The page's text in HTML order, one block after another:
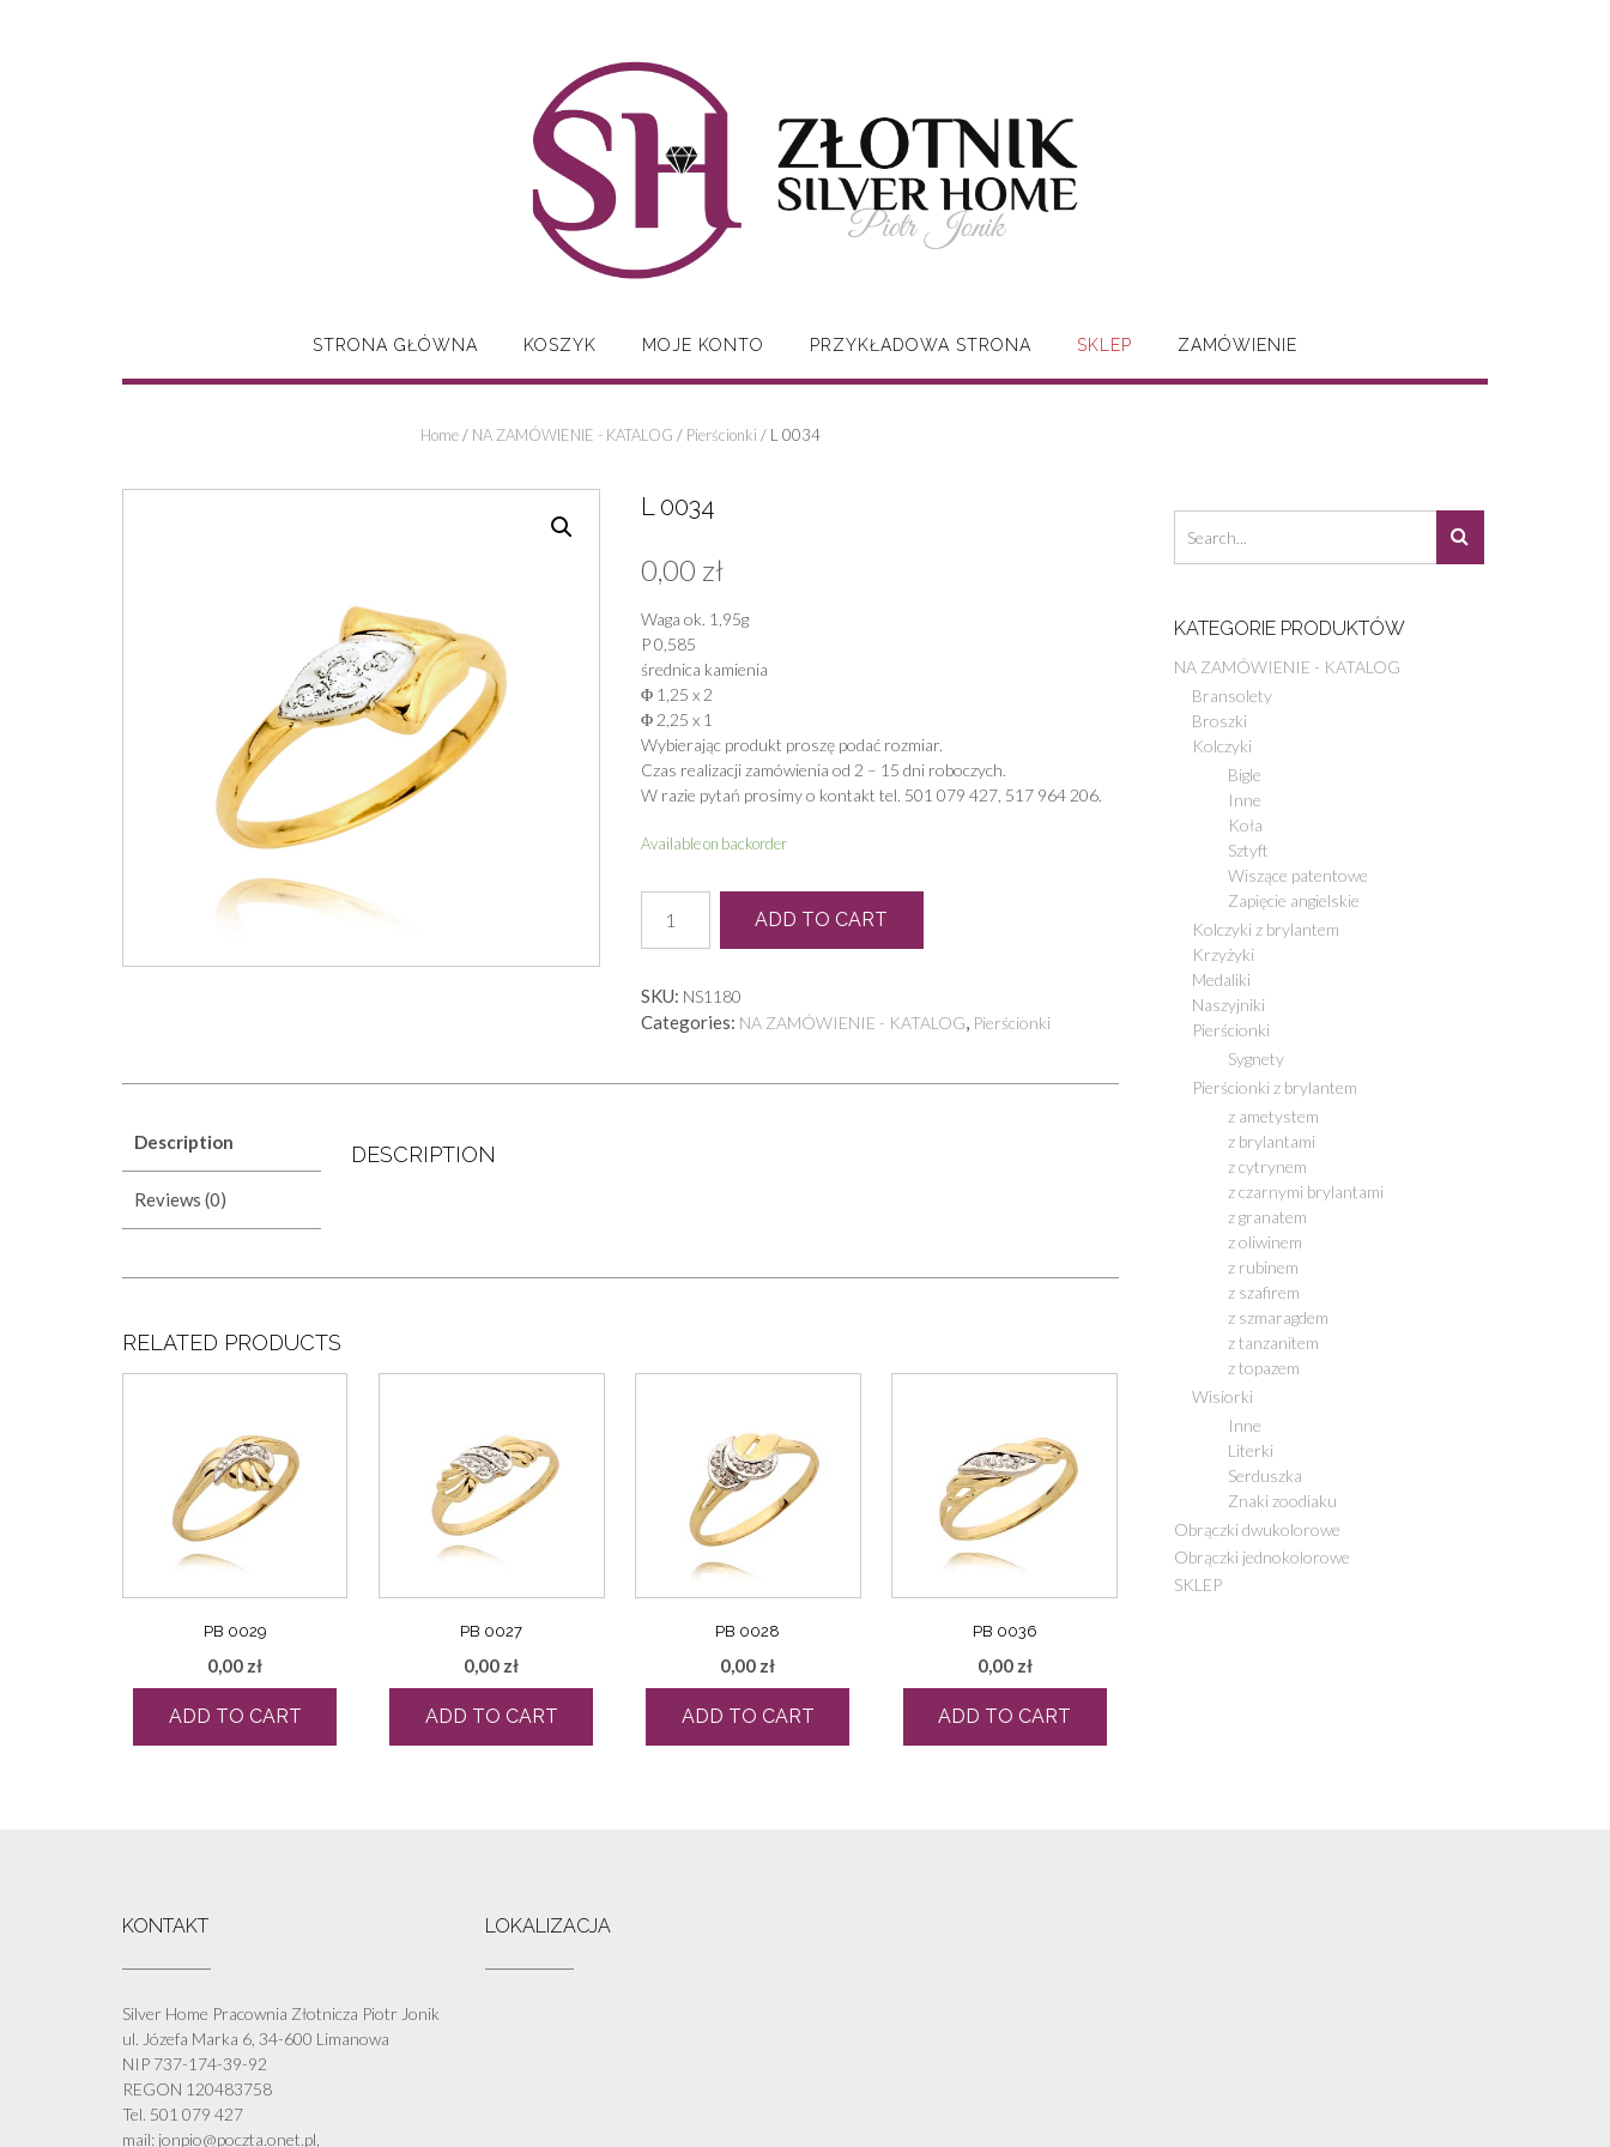
STRONA GŁÓWNA KOSZYK MOJE KONTO PRZYKŁADOWA STRONA SKLEP ZAMÓWIENIE
Home/ NA ZAMÓWIENIE - KATALOG / Pierścionki / L 0034
L 0034
0,00 zł
Waga ok. 1,95g
P 0,585
średnica kamienia
Φ 1,25 x 2
Φ 2,25 x 1
Wybierając produkt proszę podać rozmiar.
Czas realizacji zamówienia od 2 – 15 dni roboczych.
W razie pytań prosimy o kontakt tel. 501 079 427, 517 964 206.
Available on backorder
0034
quantity
ADD TO CART
SKU: NS1180
Categories: NA ZAMÓWIENIE - KATALOG Pierścionki
Description
Reviews (0)
DESCRIPTION
RELATED PRODUCTS
PB 0029
0,00 zł
ADD TO CART
PB 0027
0,00 zł
ADD TO CART
PB 0028
0,00 zł
ADD TO CART
PB 0036
0,00 zł
ADD TO CART
KATEGORIE PRODUKTÓW
NA ZAMÓWIENIE - KATALOG
Bransolety
Broszki
Kolczyki
Bigle
Inne
Koła
Sztyft
Wiszące patentowe
Zapięcie angielskie
Kolczyki z brylantem
Krzyżyki
Medaliki
Naszyjniki
Pierścionki
Sygnety
Pierścionki z brylantem
z ametystem
z brylantami
z cytrynem
z czarnymi brylantami
z granatem
z oliwinem
z rubinem
z szafirem
z szmaragdem
z tanzanitem
z topazem
Wisiorki
Inne
Literki
Serduszka
Znaki zoodiaku
Obrączki dwukolorowe
Obrączki jednokolorowe
SKLEP
KONTAKT
Silver Home Pracownia Złotnicza Piotr Jonik
ul. Józefa Marka 6, 34-600 Limanowa
NIP 737-174-39-92
REGON 120483758
Tel. 501 079 427
mail: jonpio@poczta.onet.pl,
LOKALIZACJA